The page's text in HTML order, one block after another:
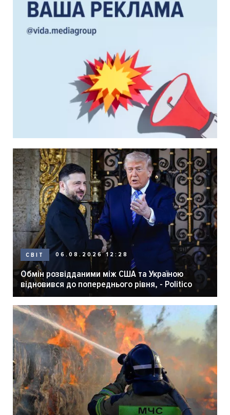
СВІТ 06.08.2026 12:28
Обмін розвідданими між США та Україною
відновився до попереднього рівня, - Politico